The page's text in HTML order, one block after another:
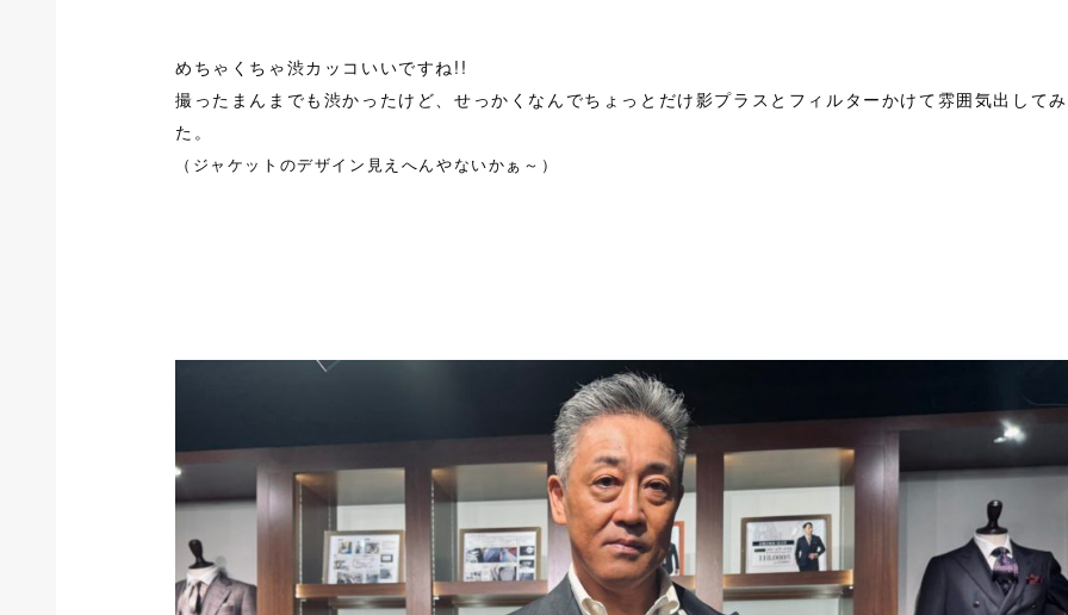
めちゃくちゃ渋カッコいいですね!!
撮ったまんまでも渋かったけど、せっかくなんでちょっとだけ影プラスとフィルターかけて雰囲気出して
た。
（ジャケットのデザイン見えへんやないかぁ～）